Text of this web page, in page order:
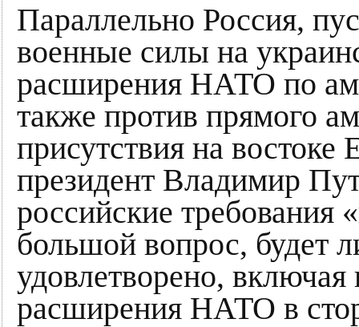
Параллельно Россия,
военные силы на
расширения НАТО по
также против прямого
присутствия на
президент Владимир
российские требования
большой вопрос, будет
удовлетворено,
расширения НАТО в